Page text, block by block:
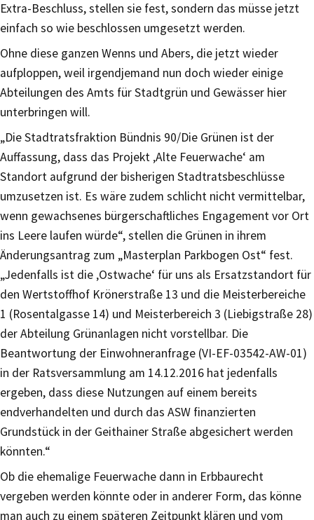
Extra-Beschluss, stellen sie fest, sondern das müsse jetzt
einfach so wie beschlossen umgesetzt werden.
Ohne diese ganzen Wenns und Abers, die jetzt wieder
aufploppen, weil irgendjemand nun doch wieder einige
Abteilungen des Amts für Stadtgrün und Gewässer hier
unterbringen will.
„Die Stadtratsfraktion Bündnis 90/Die Grünen ist der
Auffassung, dass das Projekt ‚Alte Feuerwache‘ am
Standort aufgrund der bisherigen Stadtratsbeschlüsse
umzusetzen ist. Es wäre zudem schlicht nicht vermittelbar,
wenn gewachsenes bürgerschaftliches Engagement vor Ort
ins Leere laufen würde“, stellen die Grünen in ihrem
Änderungsantrag zum „Masterplan Parkbogen Ost“ fest.
„Jedenfalls ist die ‚Ostwache‘ für uns als Ersatzstandort für
den Wertstoffhof Krönerstraße 13 und die Meisterbereiche
1 (Rosentalgasse 14) und Meisterbereich 3 (Liebigstraße 28)
der Abteilung Grünanlagen nicht vorstellbar. Die
Beantwortung der Einwohneranfrage (VI-EF-03542-AW-01)
in der Ratsversammlung am 14.12.2016 hat jedenfalls
ergeben, dass diese Nutzungen auf einem bereits
endverhandelten und durch das ASW finanzierten
Grundstück in der Geithainer Straße abgesichert werden
könnten.“
Ob die ehemalige Feuerwache dann in Erbbaurecht
vergeben werden könnte oder in anderer Form, das könne
man auch zu einem späteren Zeitpunkt klären und vom